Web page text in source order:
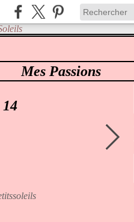
Mes Passions
1
>